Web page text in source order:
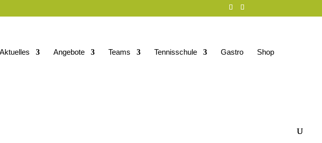
Aktuelles Angebote Teams Tennisschule Gastro Shop